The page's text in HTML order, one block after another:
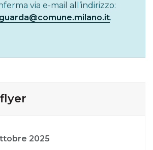
via e-mail all’indirizzo:
.
2025